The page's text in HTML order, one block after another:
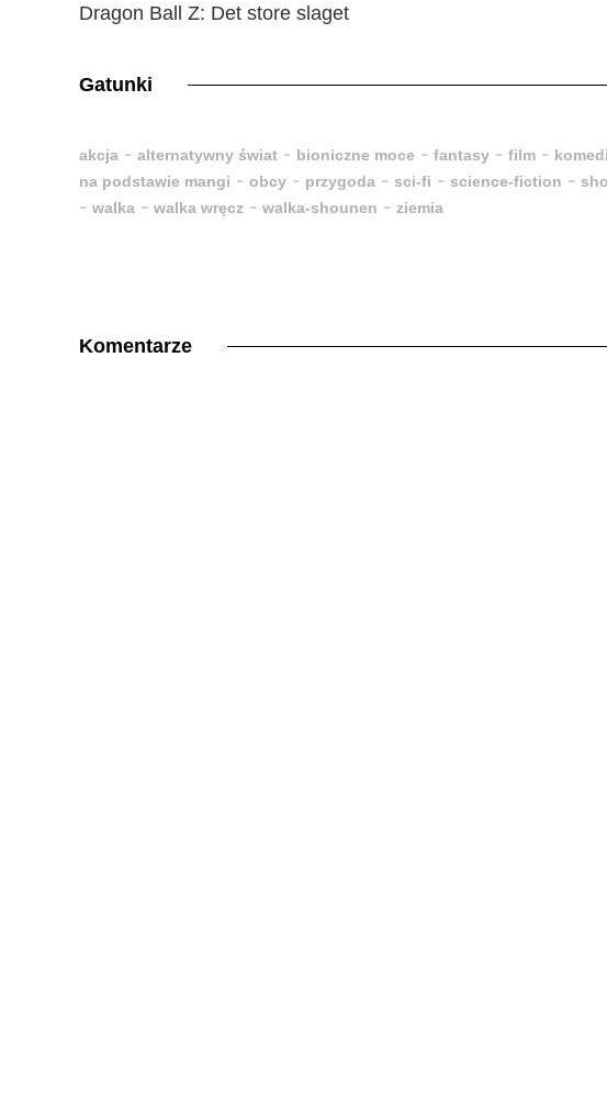
Dragon Ball Z: Det store slaget
Gatunki
akcja - alternatywny świat - bioniczne moce - fantasy - film -
na podstawie mangi - obcy - przygoda - sci-fi - science-fiction -
- walka - walka wręcz - walka-shounen - ziemia
Komentarze